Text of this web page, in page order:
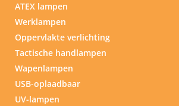
ATEX lampen
Werklampen
Oppervlakte verlichting
Tactische handlampen
Wapenlampen
USB-oplaadbaar
UV-lampen